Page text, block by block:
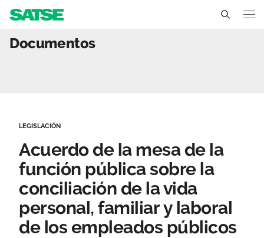
Delegados Sindicales
Estructura organizativa
Transparencia
Secciones sindicales
Servicios
Ventajas
Actualidad
Temas
Noticias
Aragón
Contáctanos
Acuerdo de la mesa de
Documentos
LEGISLACIÓN
Acuerdo de la mesa de la
función pública sobre la
conciliación de la vida
personal, familiar y laboral
de los empleados públicos